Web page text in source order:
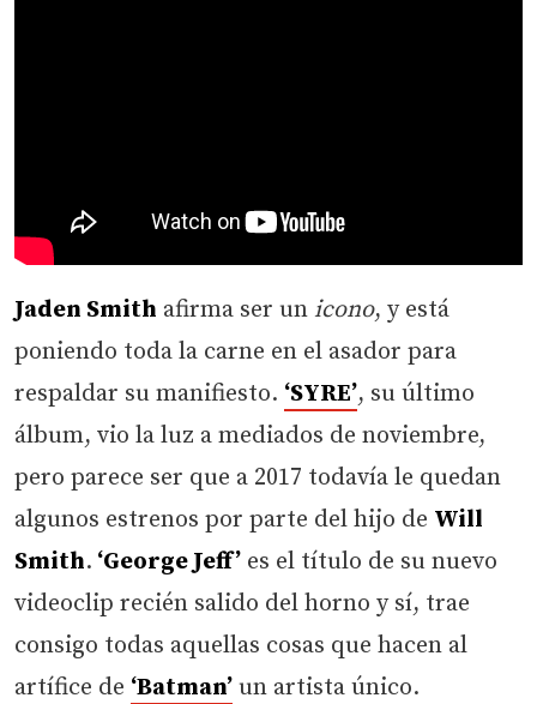
Jaden Smith afirma ser un icono, y está
poniendo toda la carne en el asador para
respaldar su manifiesto. ‘SYRE’, su último
álbum, vio la luz a mediados de noviembre,
pero parece ser que a 2017 todavía le quedan
algunos estrenos por parte del hijo de Will
Smith. ‘George Jeff’ es el título de su nuevo
videoclip recién salido del horno y sí, trae
consigo todas aquellas cosas que hacen al
artífice de ‘Batman’ un artista único.